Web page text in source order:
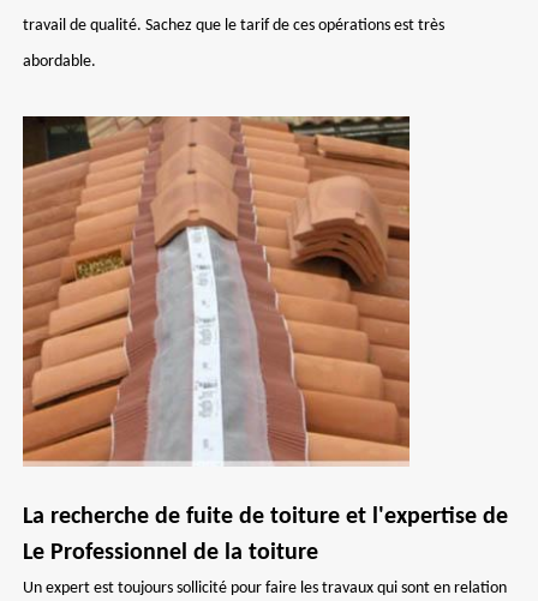
travail de qualité. Sachez que le tarif de ces opérations est très
abordable.
La recherche de fuite de toiture et l'expertise de
Le Professionnel de la toiture
Un expert est toujours sollicité pour faire les travaux qui sont en relation